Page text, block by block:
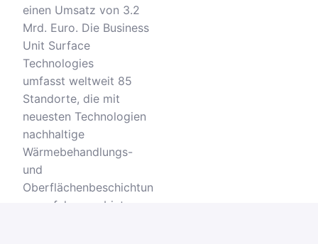
einen Umsatz von 3.2
Mrd. Euro. Die Business
Unit Surface
Technologies
umfasst weltweit 85
Standorte, die mit
neuesten Technologien
nachhaltige
Wärmebehandlungs-
und
Oberflächenbeschichtun
gsverfahren anbieten.